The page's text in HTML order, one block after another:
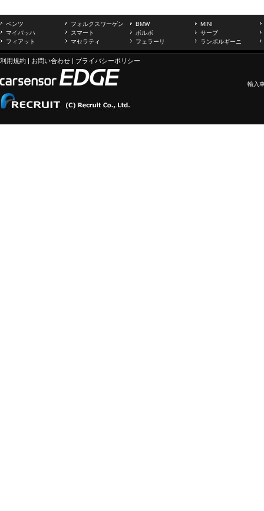
ベンツ フォルクスワーゲン BMW
MINI
マイバッハ
スマート ボルボ
サーブ
フィアット
マセラティ フェラーリ ランボルギーニ
利用規約 | お問い合わせ | プライバシーポリシー
輸入